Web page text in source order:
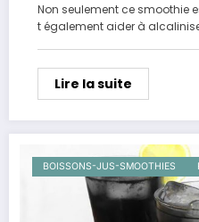
Non seulement ce smoothie
t également aider à
Lire la suite
BOISSONS-JUS-SMOOTHIES